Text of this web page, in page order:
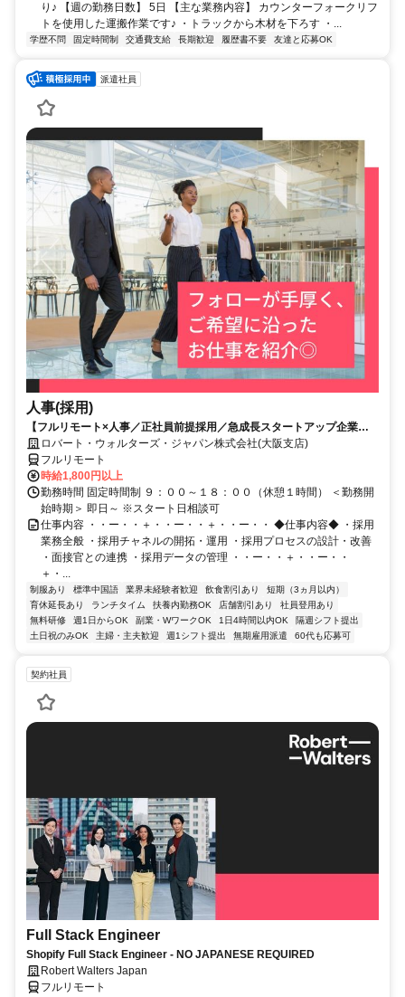
り♪ 【週の勤務日数】 5日 【主な業務内容】 カウンターフォークリフ
トを使用した運搬作業です♪ ・トラックから木材を下ろす ・...
学歴不問 固定時間制 交通費支給 長期歓迎 履歴書不要 友達と応募OK
派遣社員
人事(採用)
【フルリモート×人事／正社員前提採用／急成長スタートアップ企業／
英語】Robert Walters
ロバート・ウォルターズ・ジャパン株式会社(大阪支店)
フルリモート
時給1,800円以上
勤務時間 固定時間制 ９：００～１８：００（休憩１時間） ＜勤務開
始時期＞ 即日～ ※スタート日相談可
仕事内容 ・・ー・・＋・・ー・・＋・・ー・・ ◆仕事内容◆ ・採用
業務全般 ・採用チャネルの開拓・運用 ・採用プロセスの設計・改善
・面接官との連携 ・採用データの管理 ・・ー・・＋・・ー・・
＋・...
制服あり 標準中国語 業界未経験者歓迎 飲食割引あり
短期（3ヵ月以内）
育休延長あり
ランチタイム 扶養内勤務OK 店舗割引あり
社員登用あり
無料研修
週1日からOK 副業・WワークOK 1日4時間以内OK
隔週シフト提出
土日祝のみOK
主婦・主夫歓迎 週1シフト提出 無期雇用派遣 60代も応募可
契約社員
Full Stack Engineer
Shopify Full Stack Engineer - NO JAPANESE REQUIRED
Robert Walters Japan
フルリモート